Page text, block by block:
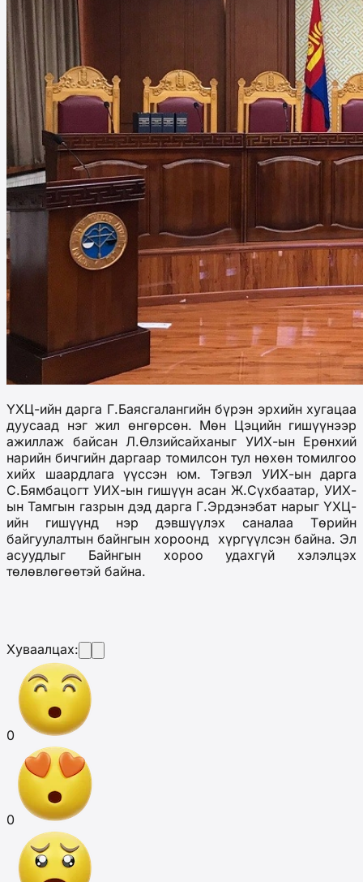
ҮХЦ-ийн дарга Г.Баясгалангийн бүрэн эрхийн хугацаа
дуусаад нэг жил өнгөрсөн. Мөн Цэцийн гишүүнээр
ажиллаж байсан Л.Өлзийсайханыг УИХ-ын Ерөнхий
нарийн бичгийн даргаар томилсон тул нөхөн томилгоо
хийх шаардлага үүссэн юм. Тэгвэл УИХ-ын дарга
С.Бямбацогт УИХ-ын гишүүн асан Ж.Сүхбаатар, УИХ-
ын Тамгын газрын дэд дарга Г.Эрдэнэбат нарыг ҮХЦ-
ийн гишүүнд нэр дэвшүүлэх саналаа Төрийн
байгуулалтын байнгын хороонд хүргүүлсэн байна. Эл
асуудлыг Байнгын хороо удахгүй хэлэлцэх
төлөвлөгөөтэй байна.
Хуваалцах:
0
0